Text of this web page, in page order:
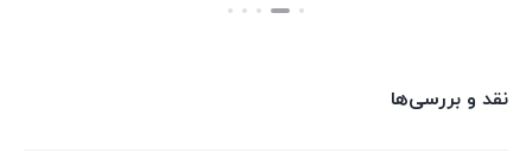
نقد و بررسی‌ها